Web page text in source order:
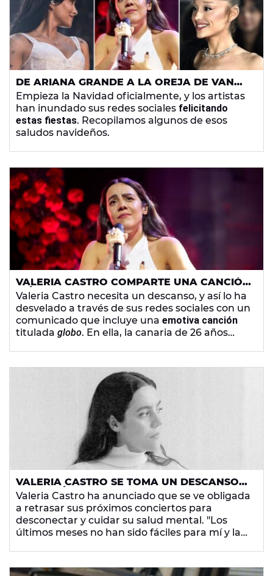
DE ARIANA GRANDE A LA OREJA DE VAN
GOGH Y AITANA: LAS FELICITACIONES
NAVIDEÑAS DE LOS ARTISTAS
Empieza la Navidad oficialmente, y los artistas
han inundado sus redes sociales felicitando
estas fiestas. Recopilamos algunos de esos
saludos navideños.
VALERIA CASTRO COMPARTE UNA CANCIÓN
INÉDITA Y EMOTIVA PARA ANUNCIAR SU
RETIRO TEMPORAL
Valeria Castro necesita un descanso, y así lo ha
desvelado a través de sus redes sociales con un
comunicado que incluye una emotiva canción
titulada globo. En ella, la canaria de 26 años
momento explota el globo", canta.
VALERIA CASTRO SE TOMA UN DESCANSO
DE LA MÚSICA POR SALUD MENTAL Y
RETRASA SUS CONCIERTOS: "NECESITO
PARAR"
Valeria Castro ha anunciado que se ve obligada
a retrasar sus próximos conciertos para
desconectar y cuidar su salud mental. "Los
últimos meses no han sido fáciles para mí y las
tras su actuación enOperación Triunfo 2025.